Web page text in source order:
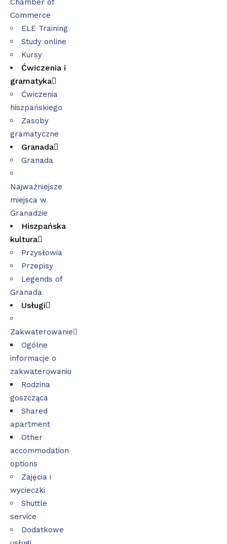
Chamber of
Commerce
ELE Training
Study online
Kursy
Ćwiczenia i
gramatyka
Ćwiczenia
hiszpańskiego
Zasoby
gramatyczne
Granada
Granada
Najważniejsze
miejsca w
Granadzie
Hiszpańska
kultura
Przysłowia
Przepisy
Legends of
Granada
Usługi
Zakwaterowanie
Ogólne
informacje o
zakwaterowaniu
Rodzina
goszcząca
Shared
apartment
Other
accommodation
options
Zajęcia i
wycieczki
Shuttle
service
Dodatkowe